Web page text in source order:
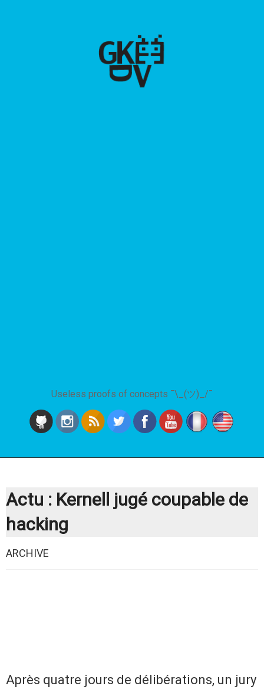
Useless proofs of concepts ¯\_(ツ)_/¯
Actu : Kernell jugé coupable de
hacking
ARCHIVE
Après quatre jours de délibérations, un jury